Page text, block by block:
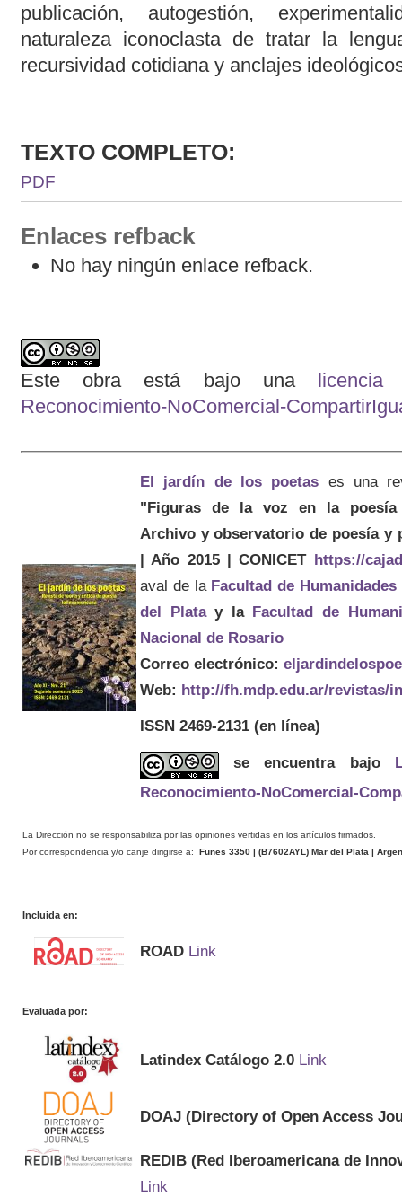
publicación, autogestión,
naturaleza iconoclasta de tratar la
recursividad cotidiana y anclajes
TEXTO COMPLETO:
PDF
Enlaces refback
No hay ningún enlace refback.
Este obra está bajo una licencia
Reconocimiento-NoComercial-
El jardín de los poetas es una
"Figuras de la voz en la poesía
Archivo y observatorio de poesía y
| Año 2015 | CONICET https://
aval de la Facultad de Humanidades
del Platay la Facultad de
Nacional de Rosario
Correo electrónico:
Web: http://fh.mdp.edu.ar/revistas/
ISSN 2469-2131 (en línea)
se encuentra bajo
Reconocimiento-NoComercial-
La Dirección no se responsabiliza por las opiniones vertidas en los artículos firmados.
Por correspondencia y/o canje dirigirse a: Funes 3350 | (B7602AYL ) Mar del Plata |
Incluida en:
ROAD Link
Evaluada por:
Latindex Catálogo 2.0 Link
DOAJ (Directory of Open Access
REDIB (Red Iberoamericana de
Link